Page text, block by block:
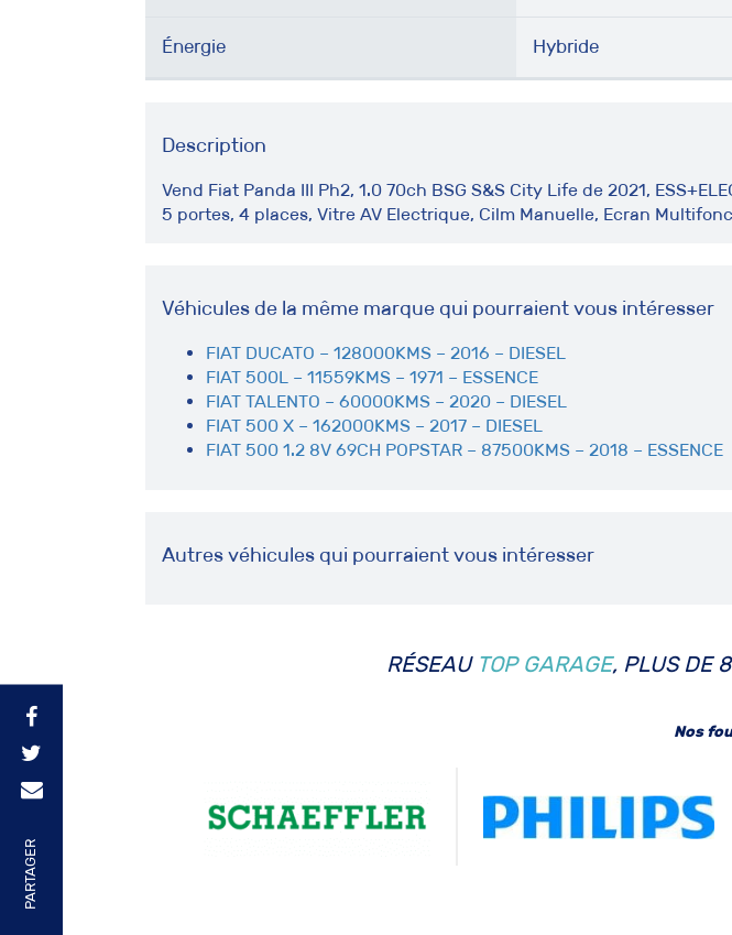
PARTAGER
Énergie Hybride
Description
Vend Fiat Panda III Ph2, 1.0 70ch BSG S&S City Life de 2021,
5 portes, 4 places, Vitre AV Electrique, Cilm Manuelle, Ecran
Véhicules de la même marque qui pourraient vous intéresser
FIAT DUCATO – 128000KMS – 2016 – DIESEL
FIAT 500L – 11559KMS – 1971 – ESSENCE
FIAT TALENTO – 60000KMS – 2020 – DIESEL
FIAT 500 X – 162000KMS – 2017 – DIESEL
FIAT 500 1.2 8V 69CH POPSTAR – 87500KMS – 2018 – ESSENCE
Autres véhicules qui pourraient vous intéresser
RÉSEAU TOP GARAGE, PLUS DE
Nos